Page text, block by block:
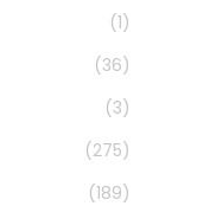
(1)
(36)
(3)
(275)
(189)